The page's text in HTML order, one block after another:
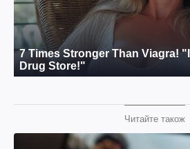
Читайте також